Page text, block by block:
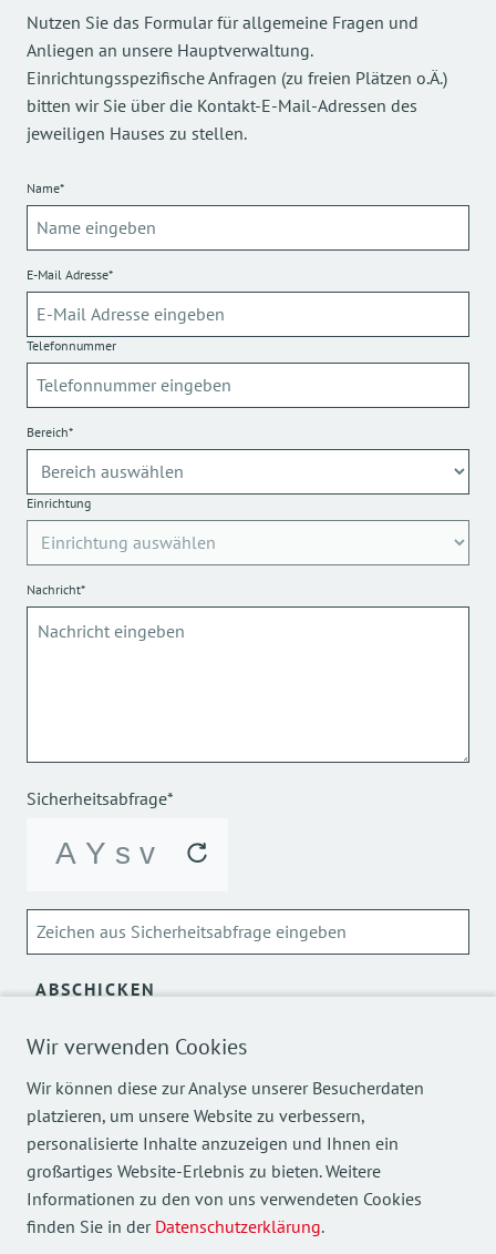
Wir verwenden Cookies
Wir können diese zur Analyse unserer Besucherdaten
platzieren, um unsere Website zu verbessern,
personalisierte Inhalte anzuzeigen und Ihnen ein
großartiges Website-Erlebnis zu bieten. Weitere
Informationen zu den von uns verwendeten Cookies
finden Sie in der Datenschutzerklärung.
Nutzen Sie das Formular für allgemeine Fragen und
Anliegen an unsere Hauptverwaltung.
Einrichtungsspezifische Anfragen (zu freien Plätzen o.Ä.)
bitten wir Sie über die Kontakt-E-Mail-Adressen des
jeweiligen Hauses zu stellen.
Name*
E-Mail Adresse*
Telefonnummer
Bereich*
Einrichtung
Nachricht*
Sicherheitsabfrage*
ABSCHICKEN
Über die Verarbeitung meiner personenbezogenen Daten
Mehr Einblicke in unsere Arbeit finden Sie auch auf